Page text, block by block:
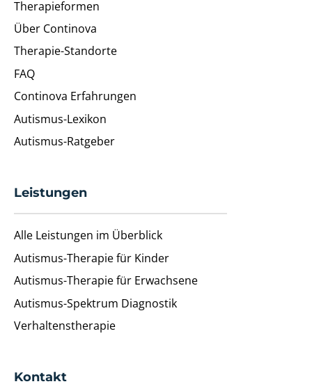
Therapieformen
Über Continova
Therapie-Standorte
FAQ
Continova Erfahrungen
Autismus-Lexikon
Autismus-Ratgeber
Leistungen
Alle Leistungen im Überblick
Autismus-Therapie für Kinder
Autismus-Therapie für Erwachsene
Autismus-Spektrum Diagnostik
Verhaltenstherapie
Kontakt